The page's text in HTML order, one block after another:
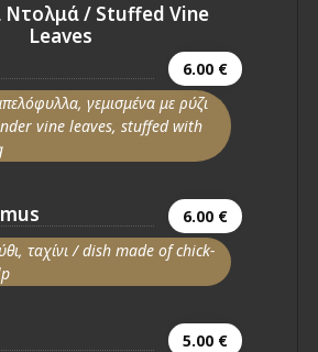
Ντολμά / Stuffed Vine
Leaves
6.00 €
γεμισμένα με ρύζι
vine leaves, stuffed with
6.00 €
ταχίνι / dish made of chick-
5.00 €